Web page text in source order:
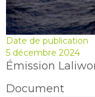
Date de publication
5 décembre 2024
Émission
Document